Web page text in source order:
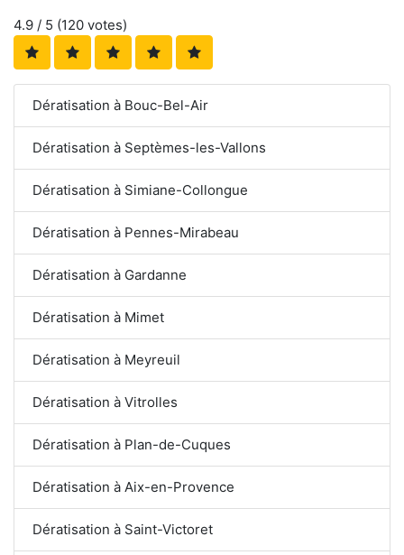
4.9 / 5 (120 votes)
Dératisation à Bouc-Bel-Air
Dératisation à Septèmes-les-Vallons
Dératisation à Simiane-Collongue
Dératisation à Pennes-Mirabeau
Dératisation à Gardanne
Dératisation à Mimet
Dératisation à Meyreuil
Dératisation à Vitrolles
Dératisation à Plan-de-Cuques
Dératisation à Aix-en-Provence
Dératisation à Saint-Victoret